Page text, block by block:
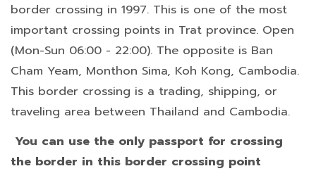
border crossing in 1997. This is one of the most
important crossing points in Trat province. Open
(Mon-Sun 06:00 - 22:00). The opposite is Ban
Cham Yeam, Monthon Sima, Koh Kong, Cambodia.
This border crossing is a trading, shipping, or
traveling area between Thailand and Cambodia.
You can use the only passport for crossing
the border in this border crossing point